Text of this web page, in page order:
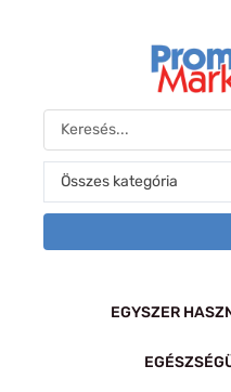
Search
...
EGYSZER